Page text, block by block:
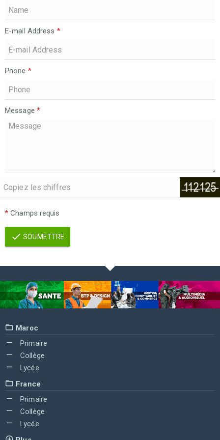
E-mail Address *
Phone *
Message *
* Champs requis
SOUMETTRE
Maroc
Primaire
Collège
Lycée
France
Primaire
Collège
Lycée